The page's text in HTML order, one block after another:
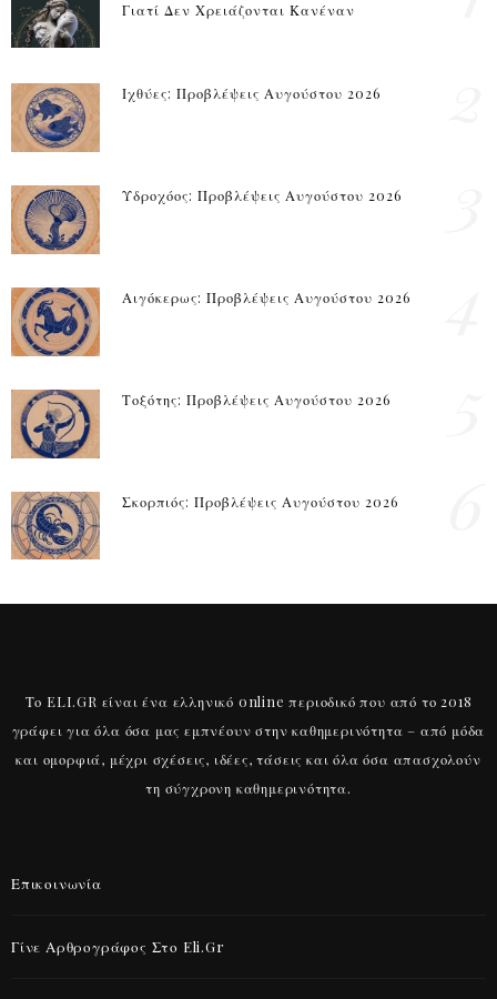
Γιατί Δεν Χρειάζονται Κανέναν
Ιχθύες: Προβλέψεις Αυγούστου 2026
Υδροχόος: Προβλέψεις Αυγούστου 2026
Αιγόκερως: Προβλέψεις Αυγούστου 2026
Τοξότης: Προβλέψεις Αυγούστου 2026
Σκορπιός: Προβλέψεις Αυγούστου 2026
Το ELI.GR είναι ένα ελληνικό online περιοδικό που από το 2018
γράφει για όλα όσα μας εμπνέουν στην καθημερινότητα – από μόδα
και ομορφιά, μέχρι σχέσεις, ιδέες, τάσεις και όλα όσα απασχολούν
τη σύγχρονη καθημερινότητα.
Επικοινωνία
Γίνε Αρθρογράφος Στο Eli.gr